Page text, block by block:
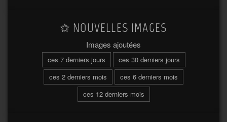
NOUVELLES IMAGES
Images ajoutées
ces 7 derniers jours
ces 30 derniers jours
ces 2 derniers mois
ces 6 derniers mois
ces 12 derniers mois